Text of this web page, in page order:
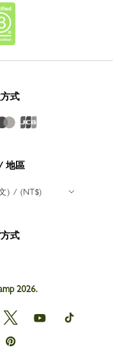
式
地區
) / (NT$)
式
2026.
Longchamp
on
Twitter
Longchamp
on
Longchamp
on
Longchamp
on